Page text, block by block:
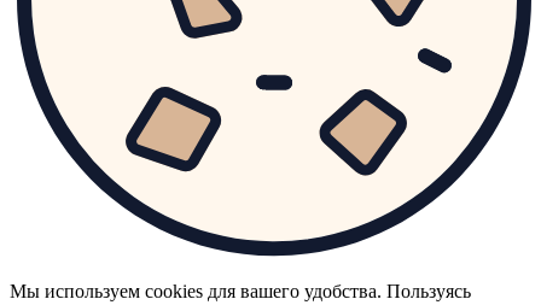
Мы используем cookies для вашего удобства. Пользуясь